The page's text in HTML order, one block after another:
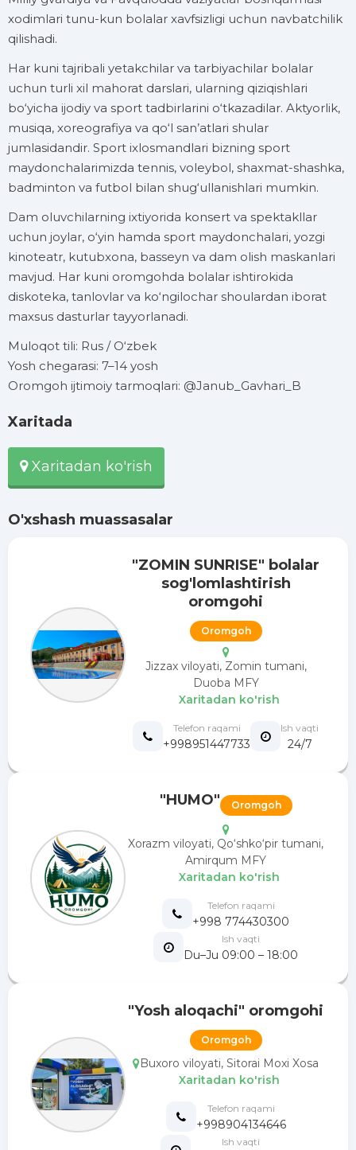
xodimlari tunu-kun bolalar xavfsizligi uchun navbatchilik
qilishadi.
Har kuni tajribali yetakchilar va tarbiyachilar bolalar
uchun turli xil mahorat darslari, ularning qiziqishlari
bo‘yicha ijodiy va sport tadbirlarini o‘tkazadilar. Aktyorlik,
musiqa, xoreografiya va qo‘l san’atlari shular
jumlasidandir. Sport ixlosmandlari bizning sport
maydonchalarimizda tennis, voleybol, shaxmat-shashka,
badminton va futbol bilan shug‘ullanishlari mumkin.
Dam oluvchilarning ixtiyorida konsert va spektakllar
uchun joylar, o‘yin hamda sport maydonchalari, yozgi
kinoteatr, kutubxona, basseyn va dam olish maskanlari
mavjud. Har kuni oromgohda bolalar ishtirokida
diskoteka, tanlovlar va ko‘ngilochar shoulardan iborat
maxsus dasturlar tayyorlanadi.
Muloqot tili: Rus / O‘zbek
Yosh chegarasi: 7–14 yosh
Oromgoh ijtimoiy tarmoqlari: @Janub_Gavhari_B
Xaritada
Xaritadan ko'rish
O'xshash muassasalar
"ZOMIN SUNRISE" bolalar
sog'lomlashtirish
oromgohi
Oromgoh
Jizzax viloyati, Zomin tumani,
Duoba MFY
Xaritadan ko'rish
Telefon raqami
+998951447733
Ish vaqti
24/7
"HUMO" Oromgoh
Xorazm viloyati, Qo‘shko‘pir tumani,
Amirqum MFY
Xaritadan ko'rish
Telefon raqami
+998 774430300
Ish vaqti
Du–Ju 09:00 – 18:00
"Yosh aloqachi" oromgohi
Oromgoh
Buxoro viloyati, Sitorai Moxi Xosa
Xaritadan ko'rish
Telefon raqami
+998904134646
Ish vaqti